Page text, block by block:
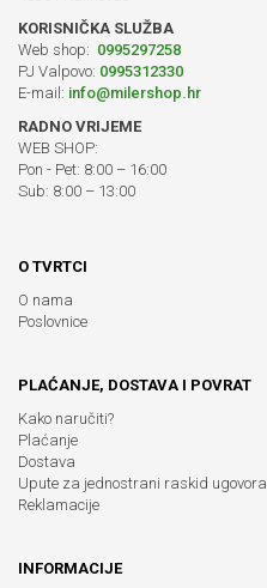
KORISNIČKA SLUŽBA
Web shop: 0995297258
PJ Valpovo: 0995312330
E-mail: info@milershop.hr
RADNO VRIJEME
WEB SHOP:
Pon - Pet: 8:00 – 16:00
Sub: 8:00 – 13:00
O TVRTCI
O nama
Poslovnice
PLAĆANJE, DOSTAVA I POVRAT
Kako naručiti?
Plaćanje
Dostava
Upute za jednostrani raskid ugovora
Reklamacije
INFORMACIJE